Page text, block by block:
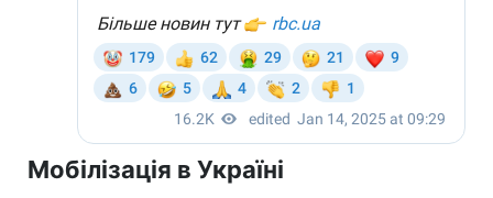
Мобілізація в Україні